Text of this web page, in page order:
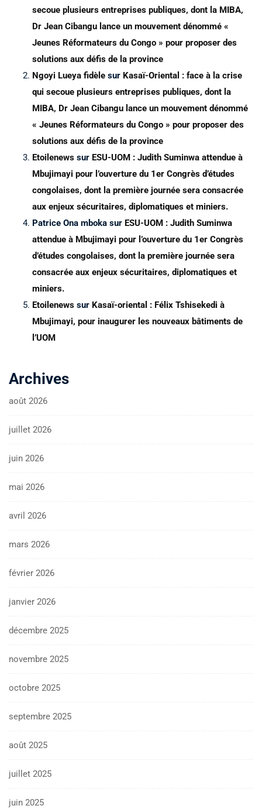
secoue plusieurs entreprises publiques, dont la MIBA,
Dr Jean Cibangu lance un mouvement dénommé «
Jeunes Réformateurs du Congo » pour proposer des
solutions aux défis de la province
Ngoyi Lueya fidèle sur Kasaï-Oriental : face à la crise
qui secoue plusieurs entreprises publiques, dont la
MIBA, Dr Jean Cibangu lance un mouvement dénommé
« Jeunes Réformateurs du Congo » pour proposer des
solutions aux défis de la province
Etoilenews sur ESU-UOM : Judith Suminwa attendue à
Mbujimayi pour l’ouverture du 1er Congrès d’études
congolaises, dont la première journée sera consacrée
aux enjeux sécuritaires, diplomatiques et miniers.
Patrice Ona mboka sur ESU-UOM : Judith Suminwa
attendue à Mbujimayi pour l’ouverture du 1er Congrès
d’études congolaises, dont la première journée sera
consacrée aux enjeux sécuritaires, diplomatiques et
miniers.
Etoilenews sur Kasaï-oriental : Félix Tshisekedi à
Mbujimayi, pour inaugurer les nouveaux bâtiments de
l’UOM
Archives
août 2026
juillet 2026
juin 2026
mai 2026
avril 2026
mars 2026
février 2026
janvier 2026
décembre 2025
novembre 2025
octobre 2025
septembre 2025
août 2025
juillet 2025
juin 2025